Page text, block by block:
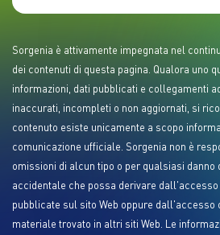
Sorgenia è attivamente impegnata nel
dei contenuti di questa pagina. Qualora uno
informazioni, dati pubblicati e collegamenti
inaccurati, incompleti o non aggiornati, si
contenuto esiste unicamente a scopo
comunicazione ufficiale. Sorgenia non è
omissioni di alcun tipo o per qualsiasi danno
accidentale che possa derivare
pubblicate sul sito Web oppure dall'accesso
materiale trovato in altri siti Web. Le